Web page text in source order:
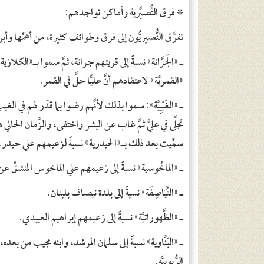
*فرق النُّصيَّرية وأماكن تواجدهم:
تفرَّق النُّصيريُّون إلى فرق وطوائف كثيرة، من أهمِّها
ـ «الجَرَّانة» نسبةً إلى قريتهم جرانة، ثمَّ سموا
«القمريَّة» لاعتقادهم أنَّ عليًّا حلَّ في القمر.
ـ «الغَيْبِيَّة»: سموا بذلك لأنَّهم رضوا بما قدّر لهم في
تجلَّى في عليٍّ ثمَّ غاب عن البشر واختفى، والزَّمان
سمِّيت بعد ذلك بـ«الحيدرية» نسبةً لزعيمهم علي
ـ «الماخُوسية» نسبةً إلى زعيمهم علي الماخوس المنشقِّ
ـ «النَّيَاصِفَة» نسبةً إلى بلدة نيصاف بلبنان.
ـ «الظَّهوراتيَّة» نسبةً إلى زعيمهم إبراهيم العبيدي.
ـ «البَنَّاوية» نسبةً إلى سلمان المرشد، وابنه مجيب من